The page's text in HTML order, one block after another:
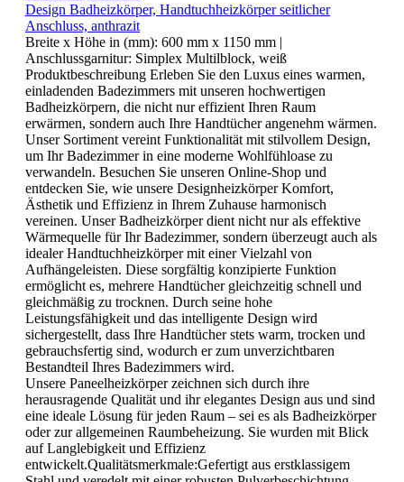
Design Badheizkörper, Handtuchheizkörper seitlicher
Anschluss, anthrazit
Breite x Höhe in (mm): 600 mm x 1150 mm |
Anschlussgarnitur: Simplex Multilblock, weiß
Produktbeschreibung Erleben Sie den Luxus eines warmen,
einladenden Badezimmers mit unseren hochwertigen
Badheizkörpern, die nicht nur effizient Ihren Raum
erwärmen, sondern auch Ihre Handtücher angenehm wärmen.
Unser Sortiment vereint Funktionalität mit stilvollem Design,
um Ihr Badezimmer in eine moderne Wohlfühloase zu
verwandeln. Besuchen Sie unseren Online-Shop und
entdecken Sie, wie unsere Designheizkörper Komfort,
Ästhetik und Effizienz in Ihrem Zuhause harmonisch
vereinen. Unser Badheizkörper dient nicht nur als effektive
Wärmequelle für Ihr Badezimmer, sondern überzeugt auch als
idealer Handtuchheizkörper mit einer Vielzahl von
Aufhängeleisten. Diese sorgfältig konzipierte Funktion
ermöglicht es, mehrere Handtücher gleichzeitig schnell und
gleichmäßig zu trocknen. Durch seine hohe
Leistungsfähigkeit und das intelligente Design wird
sichergestellt, dass Ihre Handtücher stets warm, trocken und
gebrauchsfertig sind, wodurch er zum unverzichtbaren
Bestandteil Ihres Badezimmers wird.
Unsere Paneelheizkörper zeichnen sich durch ihre
herausragende Qualität und ihr elegantes Design aus und sind
eine ideale Lösung für jeden Raum – sei es als Badheizkörper
oder zur allgemeinen Raumbeheizung. Sie wurden mit Blick
auf Langlebigkeit und Effizienz
entwickelt.Qualitätsmerkmale:Gefertigt aus erstklassigem